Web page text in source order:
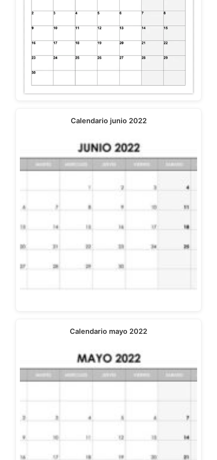
Calendario junio 2022
Calendario mayo 2022